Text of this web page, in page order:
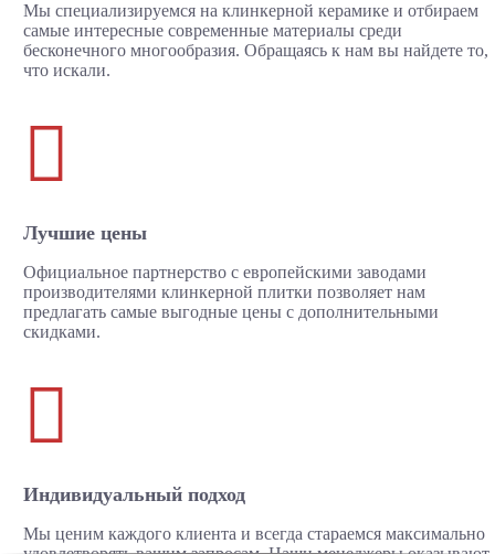
Мы специализируемся на клинкерной керамике и отбираем
самые интересные современные материалы среди
бесконечного многообразия. Обращаясь к нам вы найдете то,
что искали.

Лучшие цены
Официальное партнерство с европейскими заводами
производителями клинкерной плитки позволяет нам
предлагать самые выгодные цены с дополнительными
скидками.

Индивидуальный подход
Мы ценим каждого клиента и всегда стараемся максимально